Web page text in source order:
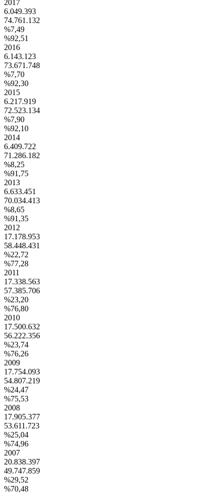
2017
6.049.393
74.761.132
%7,49
%92,51
2016
6.143.123
73.671.748
%7,70
%92,30
2015
6.217.919
72.523.134
%7,90
%92,10
2014
6.409.722
71.286.182
%8,25
%91,75
2013
6.633.451
70.034.413
%8,65
%91,35
2012
17.178.953
58.448.431
%22,72
%77,28
2011
17.338.563
57.385.706
%23,20
%76,80
2010
17.500.632
56.222.356
%23,74
%76,26
2009
17.754.093
54.807.219
%24,47
%75,53
2008
17.905.377
53.611.723
%25,04
%74,96
2007
20.838.397
49.747.859
%29,52
%70,48